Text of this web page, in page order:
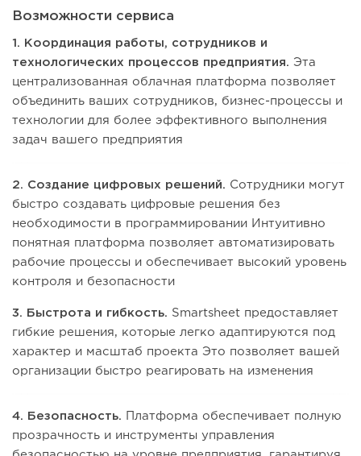
Возможности сервиса
1. Координация работы, сотрудников и
технологических процессов предприятия. Эта
централизованная облачная платформа позволяет
объединить ваших сотрудников, бизнес-процессы и
технологии для более эффективного выполнения
задач вашего предприятия
2. Создание цифровых решений. Сотрудники могут
быстро создавать цифровые решения без
необходимости в программировании Интуитивно
понятная платформа позволяет автоматизировать
рабочие процессы и обеспечивает высокий уровень
контроля и безопасности
3. Быстрота и гибкость. Smartsheet предоставляет
гибкие решения, которые легко адаптируются под
характер и масштаб проекта Это позволяет вашей
организации быстро реагировать на изменения
4. Безопасность. Платформа обеспечивает полную
прозрачность и инструменты управления